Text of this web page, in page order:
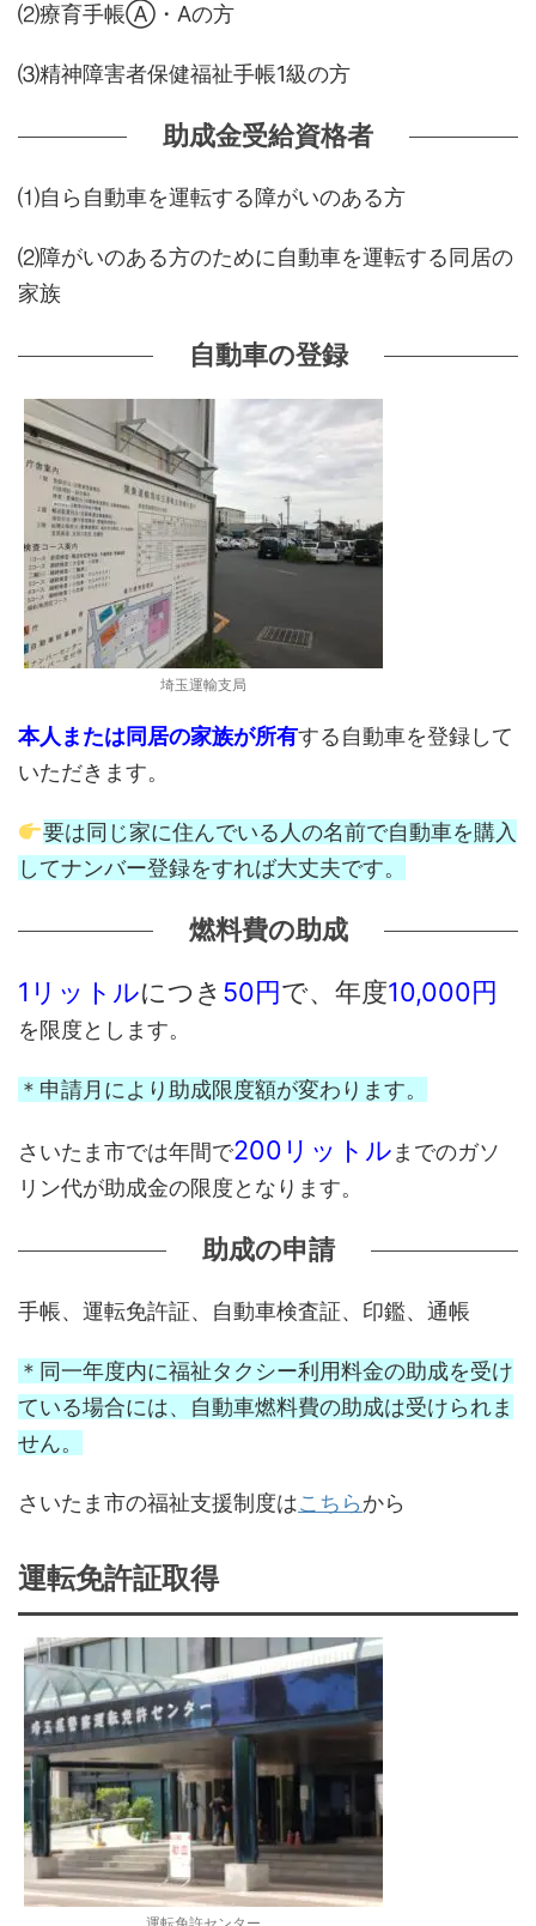
⑵療育手帳Ⓐ・Aの方
⑶精神障害者保健福祉手帳1級の方
助成金受給資格者
⑴自ら自動車を運転する障がいのある方
⑵障がいのある方のために自動車を運転する同居の
家族
自動車の登録
埼玉運輸支局
本人または同居の家族が所有する自動車を登録して
いただきます。
要は同じ家に住んでいる人の名前で自動車を購入
してナンバー登録をすれば大丈夫です。
燃料費の助成
1リットルにつき 50円で、年度10,000円
を限度とします。
＊申請月により助成限度額が変わります。
さいたま市では年間で200リットル までのガソ
リン代が助成金の限度となります。
助成の申請
手帳、運転免許証、自動車検査証、印鑑、通帳
＊同一年度内に福祉タクシー利用料金の助成を受け
ている場合には、自動車燃料費の助成は受けられま
せん。
さいたま市の福祉支援制度はこちらから
運転免許証取得